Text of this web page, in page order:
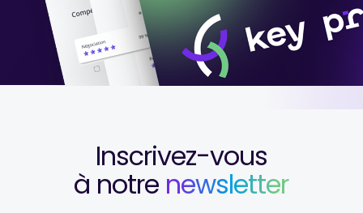
Inscrivez-vous
à notre newsletter